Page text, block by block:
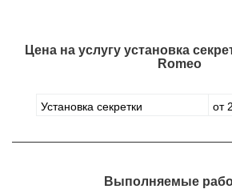
Цена на услугу установка
Romeo
Установка секретки от
Выполняемые